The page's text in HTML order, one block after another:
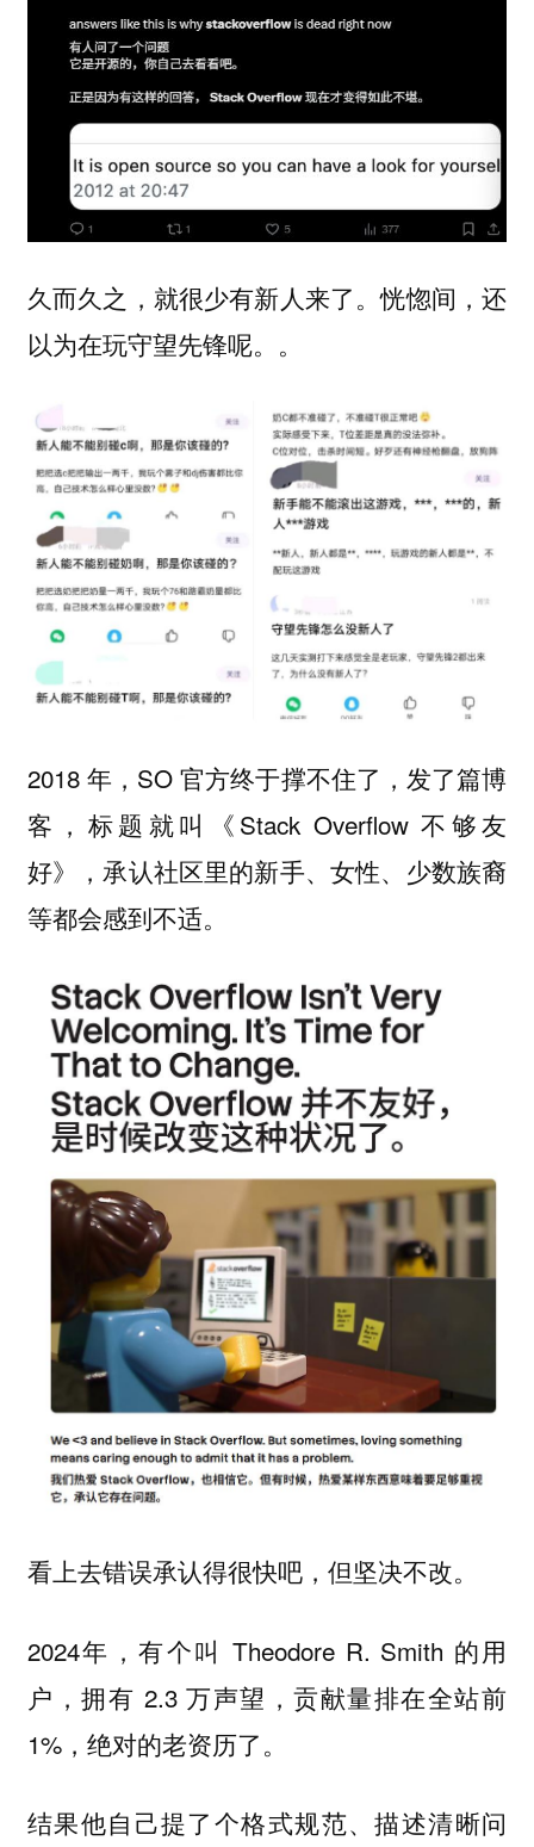
久而久之，就很少有新人来了。恍惚间，还
以为在玩守望先锋呢。。
2018 年，SO 官方终于撑不住了，发了篇博
客，标题就叫《Stack Overflow 不够友
好》，承认社区里的新手、女性、少数族裔
等都会感到不适。
看上去错误承认得很快吧，但坚决不改。
2024年，有个叫 Theodore R. Smith 的用
户，拥有 2.3 万声望，贡献量排在全站前
1%，绝对的老资历了。
结果他自己提了个格式规范、描述清晰问